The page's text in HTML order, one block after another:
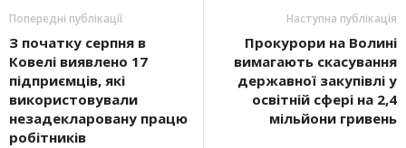
Попередні публікації
З початку серпня в
Ковелі виявлено 17
підприємців, які
використовували
незадекларовану працю
робітників
Наступна публікація
Прокурори на Волині
вимагають скасування
державної закупівлі у
освітній сфері на 2,4
мільйони гривень